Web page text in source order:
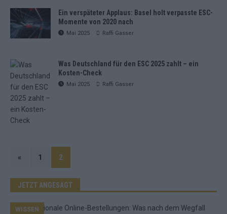
Ein verspäteter Applaus: Basel holt verpasste ESC-
Momente von 2020 nach
Mai 2025 Raffi Gasser
Was Deutschland für den ESC 2025 zahlt – ein
Kosten-Check
Mai 2025 Raffi Gasser
« 1 2
JETZT ANGESAGT
WISSEN